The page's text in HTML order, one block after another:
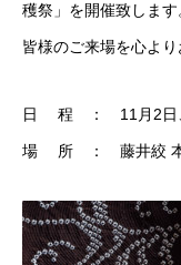
穫祭」を開催致します
皆様のご来場を心より
日 程 ： 11月2日、
場 所 ： 藤井絞 本